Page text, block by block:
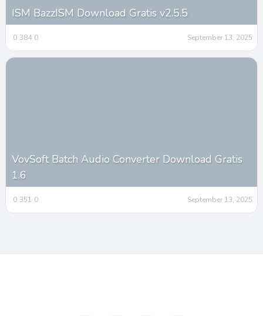
ISM BazzISM Download Gratis v2.5.5
0 384 0 September 13, 2025
VovSoft Batch Audio Converter Download Gratis
1.6
0 351 0 September 13, 2025